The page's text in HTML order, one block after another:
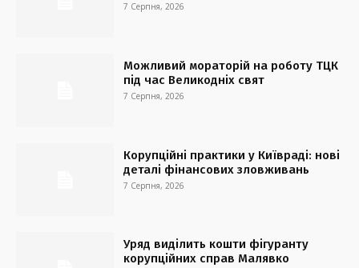
7 Серпня, 2026
Можливий мораторій на роботу ТЦК
під час Великодніх свят
7 Серпня, 2026
Корупційні практики у Київраді: нові
деталі фінансових зловживань
7 Серпня, 2026
Уряд виділить кошти фігуранту
корупційних справ Малявко